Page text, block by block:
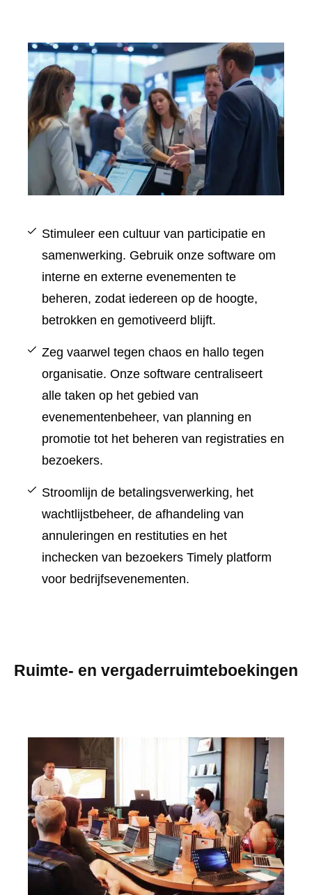
Stimuleer een cultuur van participatie en
samenwerking. Gebruik onze software om
interne en externe evenementen te
beheren, zodat iedereen op de hoogte,
betrokken en gemotiveerd blijft.
Zeg vaarwel tegen chaos en hallo tegen
organisatie. Onze software centraliseert
alle taken op het gebied van
evenementenbeheer, van planning en
promotie tot het beheren van registraties en
bezoekers.
Stroomlijn de betalingsverwerking, het
wachtlijstbeheer, de afhandeling van
annuleringen en restituties en het
inchecken van bezoekers Timely platform
voor bedrijfsevenementen.
Ruimte- en vergaderruimteboekingen